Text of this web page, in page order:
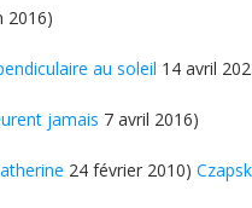
2016)
au soleil 14 avril
jamais 7 avril 2016)
24 février 2010)